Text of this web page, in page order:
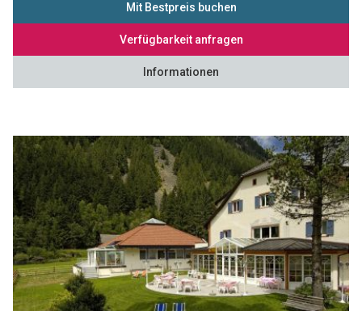
Mit Bestpreis buchen
Verfügbarkeit anfragen
Informationen